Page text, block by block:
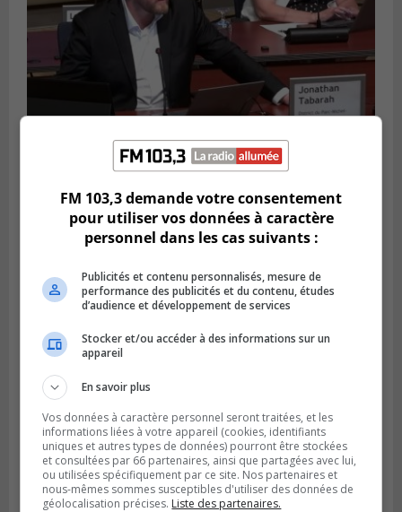
Publié le 4 août 2026 à 08h28
Longueuil demande de reporter une
élection partielle
VIEUX-LONGUEUIL
Publié le 3 août 2026 à 14h47
Le Livre bleu rassemble 200 curieux à
Longueuil
FM 103,3 demande votre consentement
pour utiliser vos données à caractère
personnel dans les cas suivants :
Publicités et contenu personnalisés, mesure de
performance des publicités et du contenu, études
d’audience et développement de services
Stocker et/ou accéder à des informations sur un
appareil
En savoir plus
Vos données à caractère personnel seront traitées, et les
informations liées à votre appareil (cookies, identifiants
uniques et autres types de données) pourront être stockées
et consultées par 66 partenaires, ainsi que partagées avec lui,
ou utilisées spécifiquement par ce site. Nos partenaires et
nous-mêmes sommes susceptibles d'utiliser des données de
géolocalisation précises. Liste des partenaires.